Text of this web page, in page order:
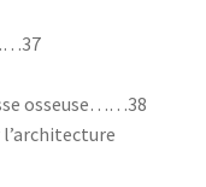
osseuse……38